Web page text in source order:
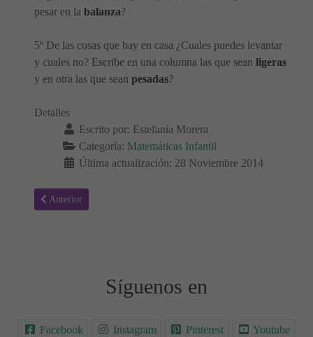
pesar en la balanza?
5º De las cosas que hay en casa ¿Cuales puedes levantar
y cuales no? Escribe en una columna las que sean ligeras
y en otra las que sean pesadas?
Detalles
Escrito por: Estefanía Morera
Categoría: Matemáticas Infantil
Última actualización: 28 Noviembre 2014
Artículo anterior: Agrupar elementos
Anterior
Síguenos en
Facebook Instagram Pinterest Youtube